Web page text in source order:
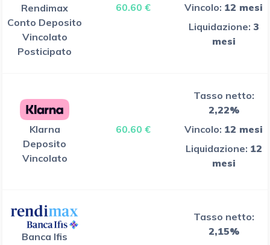
Rendimax
Conto Deposito
Vincolato
Posticipato
60.60 €
Vincolo: 12 mesi
Liquidazione: 3
mesi
Klarna
Deposito
Vincolato
60.60 €
Tasso netto:
2,22%
Vincolo: 12 mesi
Liquidazione: 12
mesi
Banca Ifis
Tasso netto:
2,15%